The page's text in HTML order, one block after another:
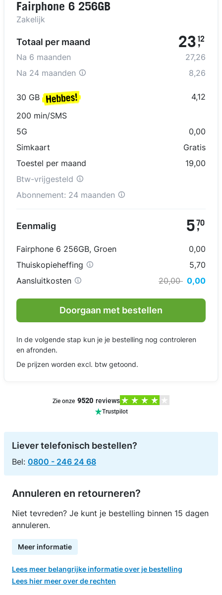
Fairphone 6 256GB
Zakelijk
Totaal per maand 23 ,
12
Na 6 maanden
27,26
Na 24 maanden 8,26
30 GB
4,12
200 min/SMS
5G
0,00
Simkaart
Gratis
Toestel per maand
19,00
Btw-vrijgesteld
Abonnement: 24 maanden
Eenmalig 5 ,70
Fairphone 6 256GB, Groen
0,00
Thuiskopieheffing
5,70
Aansluitkosten
20,00 0,00
Doorgaan met bestellen
In de volgende stap kun je je bestelling nog controleren
en afronden.
De prijzen worden excl. btw getoond.
Zie onze 9520 reviews
Trustpilot
Liever telefonisch bestellen?
Bel: 0800 - 246 24 68
Annuleren en retourneren?
Niet tevreden? Je kunt je bestelling binnen 15 dagen
annuleren.
Meer informatie
Lees meer belangrijke informatie over je bestelling
Lees hier meer over de rechten